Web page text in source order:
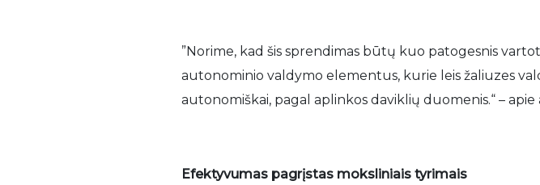
”Norime, kad šis sprendimas būtų kuo patogesnis
autonominio valdymo elementus, kurie leis žaliuzes
autonomiškai, pagal aplinkos daviklių duomenis.“ –
Efektyvumas pagrįstas moksliniais tyrimais